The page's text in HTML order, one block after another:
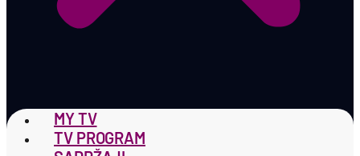
MY TV
TV PROGRAM